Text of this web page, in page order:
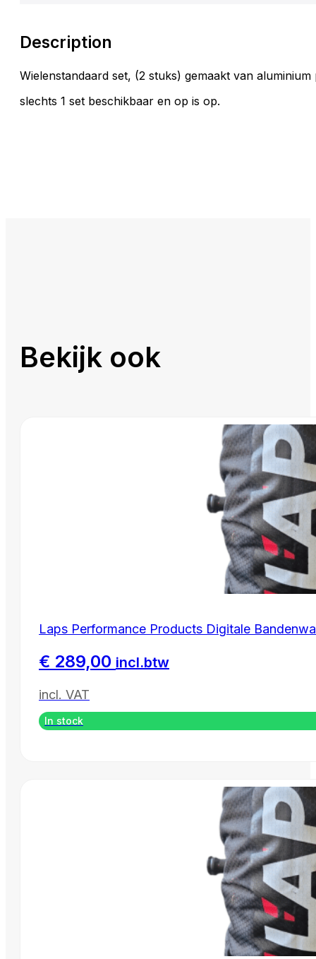
Description
Wielenstandaard set, (2 stuks) gemaakt van
slechts 1 set beschikbaar en op is op.
Bekijk ook
Laps Performance Products Digitale
€ 289,00 incl.btw
incl. VAT
In stock